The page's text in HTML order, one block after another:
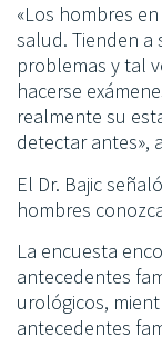
«Los hombres
salud. Tienden a
problemas y tal
hacerse
realmente su
detectar antes»,
El Dr. Bajic
hombres
La encuesta
antecedentes
urológicos,
antecedentes